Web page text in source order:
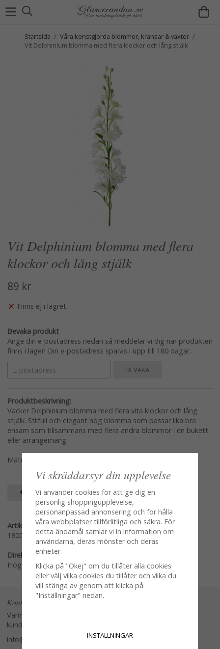
Startsida / Våra konstgjorda blommor, kransar & växter /
Vit Delphinium blomma med flera klockor och lång stjälk
Vit Delphinium blomma med flera
klockor och lång stjälk
89 kr
Finns ej i lagret
Bevaka produkt
Ange din e-postadress nedan så meddelar vi dig när produkten
finns i lager! Din e-postadress sparas i upp till 180 dagar.
BEVAKA
Produktbeskrivning:
Vacker Delphinium blomma med flera vita klockor och lång
stjälk. Stilfull och elegant hög blomma som passar lika bra
ensam som tillsammans med flera andra blommor i en bukett
eller arrangemang.
Mäter 90cm
SPARA SOM FAVORIT
Artikelnummer:
1800-10
Direktlänk:
Högerklicka och kopiera adressen
Kontakta oss
Varmt välkommen att kontakta vår
kundtjänst.
info@glasverandan.se
Vi skräddarsyr din upplevelse
Vi använder cookies för att ge dig en
personlig shoppingupplevelse,
personanpassad annonsering och för hålla
våra webbplatser tillförlitliga och säkra. För
detta ändamål samlar vi in information om
användarna, deras mönster och deras
enheter.
Klicka på "Okej" om du tillåter alla cookies
eller välj vilka cookies du tillåter och vilka du
vill stänga av genom att klicka på
"Inställningar" nedan.
INSTÄLLNINGAR